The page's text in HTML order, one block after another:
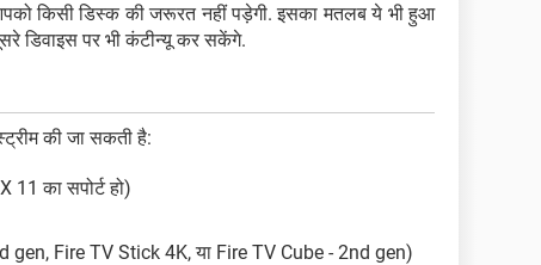
किसी डिस्क की जरूरत नहीं पड़ेगी. इसका मतलब ये भी हुआ
डिवाइस पर भी कंटीन्यू कर सकेंगे.
की जा सकती है:
का सपोर्ट हो)
gen, Fire TV Stick 4K, या Fire TV Cube - 2nd gen)